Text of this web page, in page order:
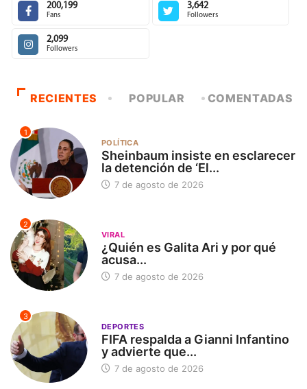
200,199
Fans
3,642
Followers
2,099
Followers
RECIENTES POPULAR COMENTADAS
1
POLÍTICA
Sheinbaum insiste en esclarecer
la detención de ‘El...
7 de agosto de 2026
2
VIRAL
¿Quién es Galita Ari y por qué
acusa...
7 de agosto de 2026
3
DEPORTES
FIFA respalda a Gianni Infantino
y advierte que...
7 de agosto de 2026